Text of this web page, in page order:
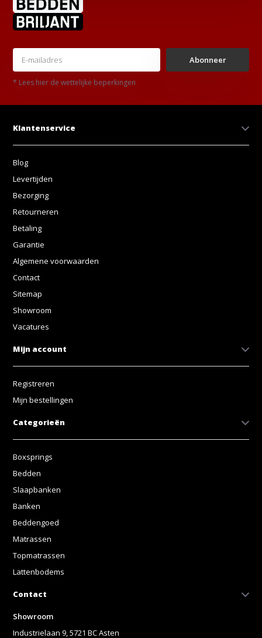
Abonneer
* Lees hier de wettelijke beperkingen
Klantenservice
Blog
Levertijden
Bezorging
Retourneren
Betaling
Garantie
Algemene voorwaarden
Contact
Sitemap
Showroom
Vacatures
Mijn account
Registreren
Mijn bestellingen
Categorieën
Boxsprings
Bedden
Slaapbanken
Banken
Beddengoed
Matrassen
Topmatrassen
Lattenbodems
Contact
Showroom
Industrielaan 9, 5721 BC Asten